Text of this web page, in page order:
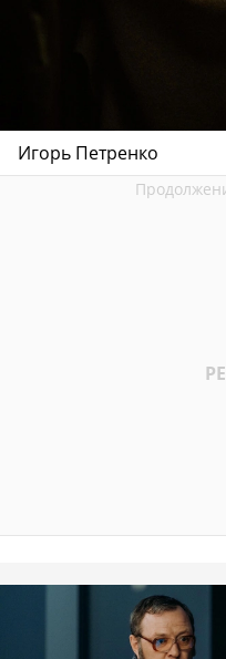
Игорь Петренко